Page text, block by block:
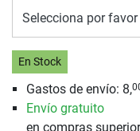
Selecciona por favor
En Stock
Gastos de envío: 8,
Envío gratuito
en compras